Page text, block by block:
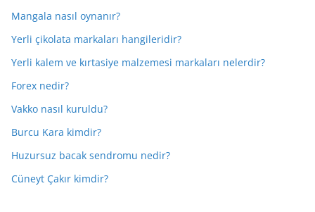
Mangala nasıl oynanır?
Yerli çikolata markaları hangileridir?
Yerli kalem ve kırtasiye malzemesi markaları nelerdir?
Forex nedir?
Vakko nasıl kuruldu?
Burcu Kara kimdir?
Huzursuz bacak sendromu nedir?
Cüneyt Çakır kimdir?